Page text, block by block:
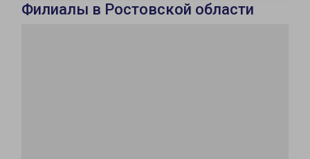
Филиалы в Ростовской области